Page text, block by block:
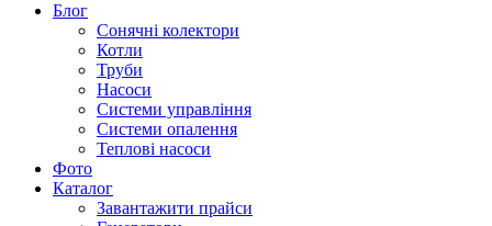
Блог
Сонячні колектори
Котли
Труби
Насоси
Системи управління
Системи опалення
Теплові насоси
Фото
Каталог
Завантажити прайси